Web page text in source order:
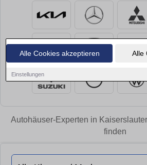
Alle Cookies akzeptieren Alle
Einstellungen
Autohäuser-Experten in
finden